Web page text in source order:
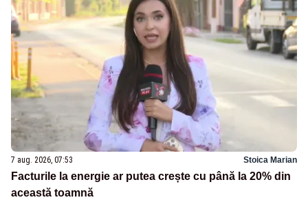
7 aug. 2026, 07:53 Stoica Marian
Facturile la energie ar putea crește cu până la 20% din
această toamnă